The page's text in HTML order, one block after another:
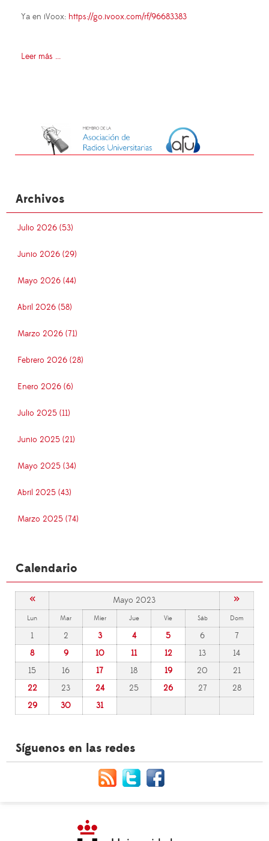
Ya en iVoox: https://go.ivoox.com/rf/96683383
Leer más ...
Archivos
Julio 2026 (53)
Junio 2026 (29)
Mayo 2026 (44)
Abril 2026 (58)
Marzo 2026 (71)
Febrero 2026 (28)
Enero 2026 (6)
Julio 2025 (11)
Junio 2025 (21)
Mayo 2025 (34)
Abril 2025 (43)
Marzo 2025 (74)
Calendario
« Mayo 2023 »
Lun Mar Mier Jue Vie Sáb Dom
1 2 3 4 5 6
7
8
9 10 11 12 13
14
15
16 17 18 19 20
21
22
23 24 25 26 27
28
29
30 31
Síguenos en las redes